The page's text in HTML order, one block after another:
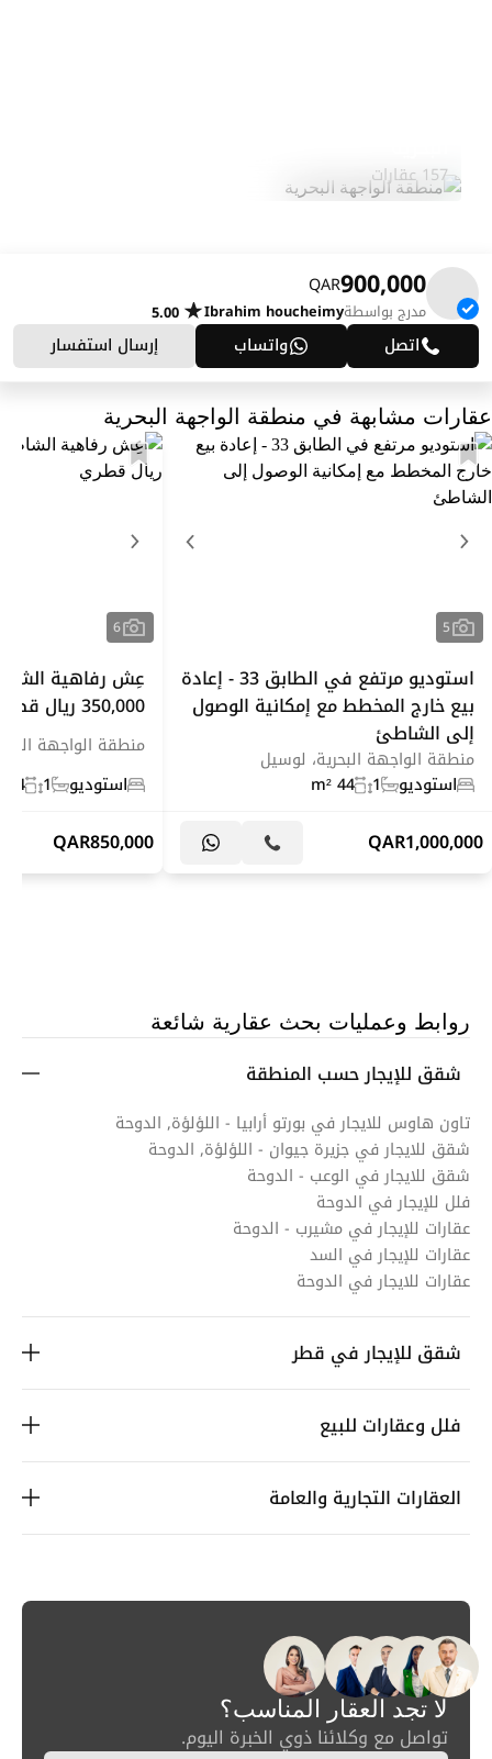
157 عقارات
900,000
QAR
مدرج بواسطةIbrahim houcheimy
5.00
اتصل واتساب إرسال استفسار
عقارات مشابهة في منطقة الواجهة البحرية
5
استوديو مرتفع في الطابق 33 - إعادة
بيع خارج المخطط مع إمكانية الوصول
إلى الشاطئ
منطقة الواجهة البحرية، لوسيل
استوديو
1
44 m²
1,000,000
QAR
6
عِش رفاهية
350,000 ريال قطري
منطقة الواجهة
استوديو
1
44 m²
850,000
QAR
روابط وعمليات بحث عقارية شائعة
شقق للإيجار حسب المنطقة
تاون هاوس للايجار في بورتو أرابيا - اللؤلؤة, الدوحة
شقق للايجار في جزيرة جيوان - اللؤلؤة, الدوحة
شقق للايجار في الوعب - الدوحة
فلل للإيجار في الدوحة
عقارات للإيجار في مشيرب - الدوحة
عقارات للإيجار في السد
عقارات للايجار في الدوحة
شقق للإيجار في قطر
فلل وعقارات للبيع
العقارات التجارية والعامة
لا تجد العقار المناسب؟
تواصل مع وكلائنا ذوي الخبرة اليوم.